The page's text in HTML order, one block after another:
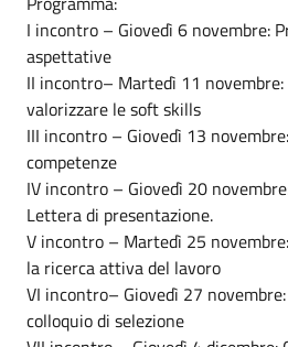
I incontro – Giovedì 6 novembre:
aspettative
II incontro– Martedì 11 novembre:
valorizzare le soft skills
III incontro – Giovedì 13
competenze
IV incontro – Giovedì 20
Lettera di presentazione.
V incontro – Martedì 25
la ricerca attiva del lavoro
VI incontro– Giovedì 27
colloquio di selezione